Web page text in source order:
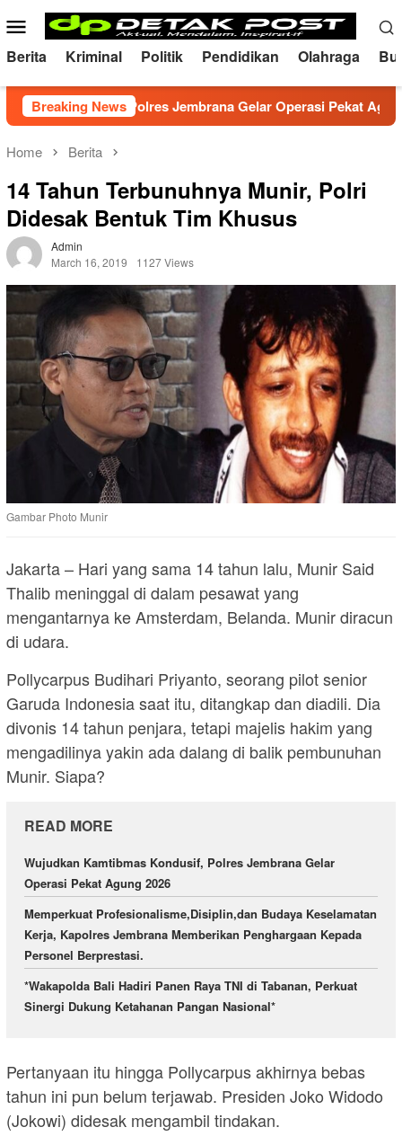
to
content
Mobile
Menu
Berita Kriminal Politik Pendidikan Olahraga
Breaking News
Polres Jembrana Gelar Operasi Pekat Agung 2026
Home Berita
14 Tahun Terbunuhnya Munir, Polri
Didesak Bentuk Tim Khusus
Admin
March 16, 2019
1127 Views
Gambar Photo Munir
Jakarta – Hari yang sama 14 tahun lalu, Munir Said
Thalib meninggal di dalam pesawat yang
mengantarnya ke Amsterdam, Belanda. Munir diracun
di udara.
Pollycarpus Budihari Priyanto, seorang pilot senior
Garuda Indonesia saat itu, ditangkap dan diadili. Dia
divonis 14 tahun penjara, tetapi majelis hakim yang
mengadilinya yakin ada dalang di balik pembunuhan
Munir. Siapa?
READ MORE
Wujudkan Kamtibmas Kondusif, Polres Jembrana Gelar
Operasi Pekat Agung 2026
Memperkuat Profesionalisme,Disiplin,dan Budaya Keselamatan
Kerja, Kapolres Jembrana Memberikan Penghargaan Kepada
Personel Berprestasi.
*Wakapolda Bali Hadiri Panen Raya TNI di Tabanan, Perkuat
Sinergi Dukung Ketahanan Pangan Nasional*
Pertanyaan itu hingga Pollycarpus akhirnya bebas
tahun ini pun belum terjawab. Presiden Joko Widodo
(Jokowi) didesak mengambil tindakan.